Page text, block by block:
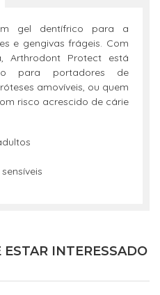
gel dentífrico para a
e gengivas frágeis. Com
Arthrodont Protect está
para portadores de
amovíveis, ou quem
risco acrescido de cárie
INTERESSADO